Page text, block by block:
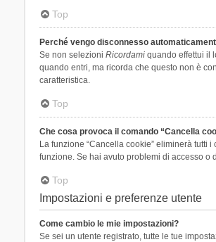
Top
Perché vengo disconnesso
Se non selezioni Ricordamiquando effettui il
quando entri, ma ricorda che questo non è
caratteristica.
Top
Che cosa provoca il comando “Cancella
La funzione “Cancella cookie” eliminerà tutti
funzione. Se hai avuto problemi di accesso
Top
Impostazioni e preferenze utente
Come cambio le mie impostazioni?
Se sei un utente registrato, tutte le tue